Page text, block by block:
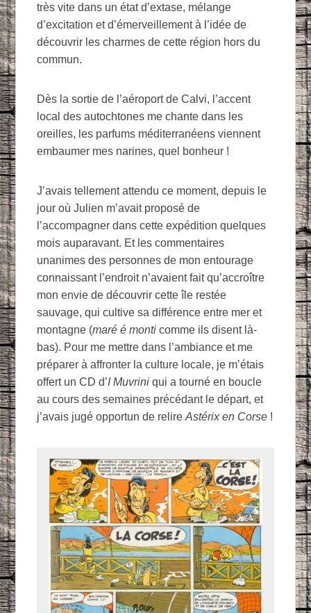
très vite dans un état d’extase, mélange
d’excitation et d’émerveillement à l’idée de
découvrir les charmes de cette région hors du
commun.
Dès la sortie de l’aéroport de Calvi, l’accent
local des autochtones me chante dans les
oreilles, les parfums méditerranéens viennent
embaumer mes narines, quel bonheur !
J’avais tellement attendu ce moment, depuis le
jour où Julien m’avait proposé de
l’accompagner dans cette expédition quelques
mois auparavant. Et les commentaires
unanimes des personnes de mon entourage
connaissant l’endroit n’avaient fait qu’accroître
mon envie de découvrir cette île restée
sauvage, qui cultive sa différence entre mer et
montagne (maré é monti comme ils disent là-
bas). Pour me mettre dans l’ambiance et me
préparer à affronter la culture locale, je m’étais
offert un CD d’I Muvrini qui a tourné en boucle
au cours des semaines précédant le départ, et
j’avais jugé opportun de relireAstérix en Corse !